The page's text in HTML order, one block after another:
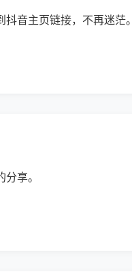
音主页链接，不再迷茫。
享。